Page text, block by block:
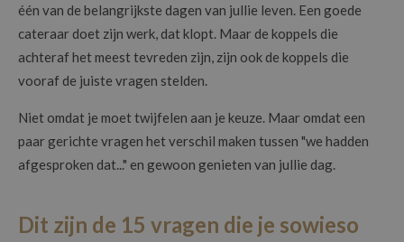
één van de belangrijkste dagen van jullie leven. Een goede
cateraar doet zijn werk, dat klopt. Maar de koppels die
achteraf het meest tevreden zijn, zijn ook de koppels die
vooraf de juiste vragen stelden.
Niet omdat je moet twijfelen aan je keuze. Maar omdat een
paar gerichte vragen het verschil maken tussen "we hadden
afgesproken dat..." en gewoon genieten van jullie dag.
Dit zijn de 15 vragen die je sowieso